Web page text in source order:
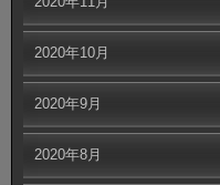
2020年10月
2020年9月
2020年8月